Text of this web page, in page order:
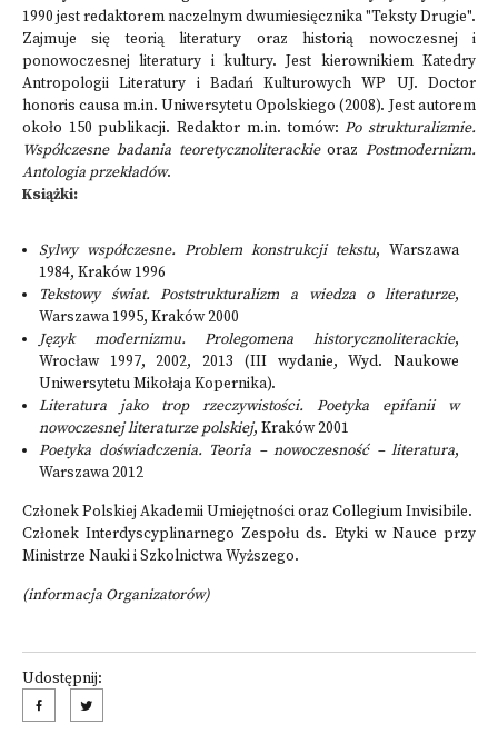
1990 jest redaktorem naczelnym dwumiesięcznika "Teksty Drugie".
Zajmuje się teorią literatury oraz historią nowoczesnej i
ponowoczesnej literatury i kultury. Jest kierownikiem Katedry
Antropologii Literatury i Badań Kulturowych WP UJ. Doctor
honoris causa m.in. Uniwersytetu Opolskiego (2008). Jest autorem
około 150 publikacji. Redaktor m.in. tomów: Po strukturalizmie.
Współczesne badania teoretycznoliterackieoraz Postmodernizm.
Antologia przekładów.
Książki:
Sylwy współczesne. Problem konstrukcji tekstu, Warszawa
1984, Kraków 1996
Tekstowy świat. Poststrukturalizm a wiedza o literaturze,
Warszawa 1995, Kraków 2000
Język modernizmu. Prolegomena historycznoliterackie,
Wrocław 1997, 2002, 2013 (III wydanie, Wyd. Naukowe
Uniwersytetu Mikołaja Kopernika).
Literatura jako trop rzeczywistości. Poetyka epifanii w
nowoczesnej literaturze polskiej, Kraków 2001
Poetyka doświadczenia. Teoria – nowoczesność – literatura,
Warszawa 2012
Członek Polskiej Akademii Umiejętności oraz Collegium Invisibile.
Członek Interdyscyplinarnego Zespołu ds. Etyki w Nauce przy
Ministrze Nauki i Szkolnictwa Wyższego.
(informacja Organizatorów)
Udostępnij: